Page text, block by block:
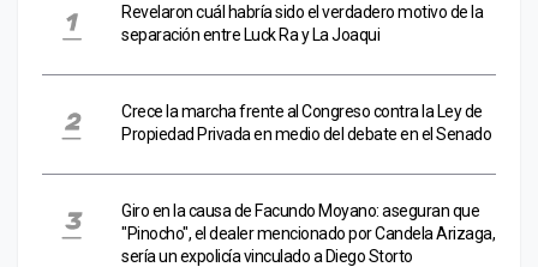
Revelaron cuál habría sido el verdadero motivo de la
separación entre Luck Ra y La Joaqui
Crece la marcha frente al Congreso contra la Ley de
Propiedad Privada en medio del debate en el Senado
Giro en la causa de Facundo Moyano: aseguran que
"Pinocho", el dealer mencionado por Candela Arizaga,
sería un expolicía vinculado a Diego Storto